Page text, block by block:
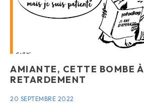
AMIANTE, CETTE BOMBE À
RETARDEMENT
20 SEPTEMBRE 2022